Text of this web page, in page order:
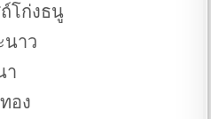
โก่งธนู
นาว
า
อง